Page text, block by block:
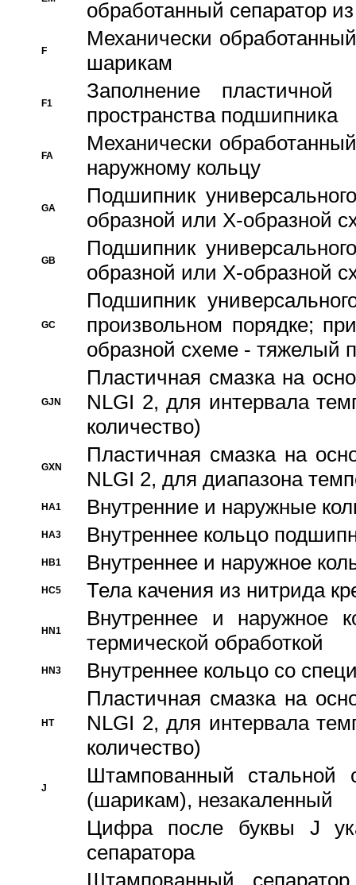
обработанный сепаратор
F
Механически
шарикам
F1
Заполнение
пространства подшипника
FA
Механически
наружному кольцу
GA
Подшипник
образной или Х-образной
GB
Подшипник
образной или Х-образной
GC
Подшипник
произвольном порядке;
образной схеме - тяжелый
GJN
Пластичная смазка на
NLGI 2, для интервала
количество)
GXN
Пластичная смазка на
NLGI 2, для диапазона
HA1 Внутренние и наружные
HA3 Bнутреннее кольцо
HB1 Bнутреннее и наружное
HC5 Тела качения из нитрида
HN1
Bнутреннее и наружное
термической обработкой
HN3 Внутреннее кольцо со
HT
Пластичная смазка на
NLGI 2, для интервала
количество)
J
Штампованный стальной
(шарикам), незакаленный
Цифра после буквы J
сепаратора
Штампованный